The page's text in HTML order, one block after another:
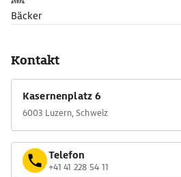
Bäcker
Kontakt
Kasernenplatz 6
6003 Luzern, Schweiz
Telefon
+41 41 228 54 11